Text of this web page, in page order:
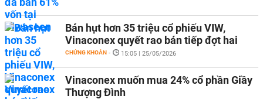
Bán hụt hơn 35 triệu cổ phiếu VIW,
Vinaconex quyết rao bán tiếp đợt hai
CHỨNG KHOÁN - 15:05 | 25/05/2026
Vinaconex muốn mua 24% cổ phần Giầy
Thượng Đình